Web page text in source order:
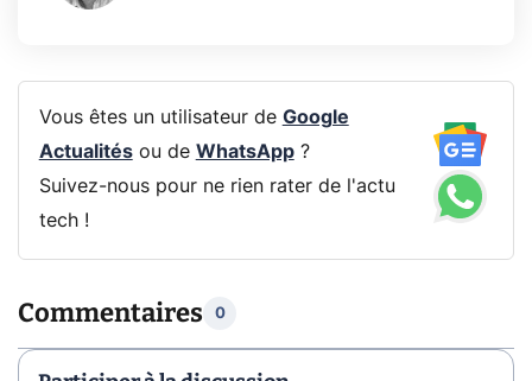
Vous êtes un utilisateur de Google
Actualitésou de WhatsApp?
Suivez-nous pour ne rien rater de l'actu
tech !
Commentaires 0